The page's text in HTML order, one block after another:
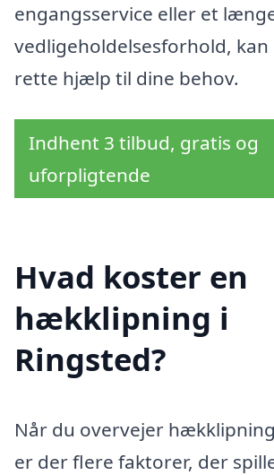
engangsservice eller et
vedligeholdelsesforhold,
rette hjælp til dine behov.
Indhent 3 tilbud, gratis og
uforpligtende
Hvad koster en
hækklipning i
Ringsted?
Når du overvejer
er der flere faktorer, der